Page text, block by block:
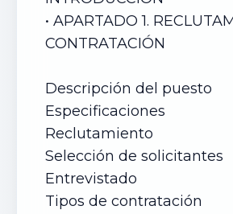
• APARTADO 1.
CONTRATACIÓN
Descripción del puesto
Especificaciones
Reclutamiento
Selección de solicitantes
Entrevistado
Tipos de contratación